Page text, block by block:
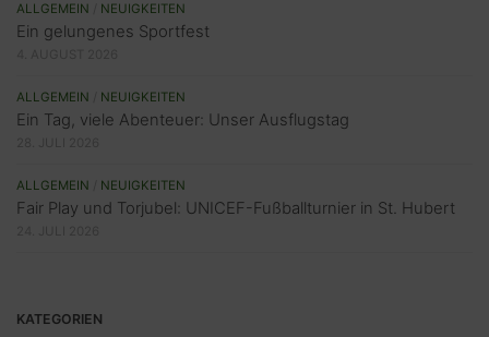
ALLGEMEIN NEUIGKEITEN
Ein gelungenes Sportfest
ALLGEMEIN NEUIGKEITEN
Ein Tag, viele Abenteuer: Unser Ausflugstag
ALLGEMEIN NEUIGKEITEN
Fair Play und Torjubel: UNICEF-Fußballturnier in St. Hubert
KATEGORIEN